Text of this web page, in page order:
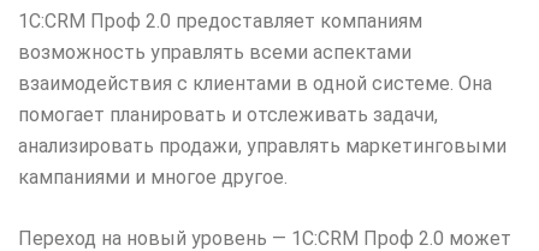
1C:CRM Проф 2.0 предоставляет компаниям
возможность управлять всеми аспектами
взаимодействия с клиентами в одной системе. Она
помогает планировать и отслеживать задачи,
анализировать продажи, управлять маркетинговыми
кампаниями и многое другое.
Переход на новый уровень — 1C:CRM Проф 2.0 может